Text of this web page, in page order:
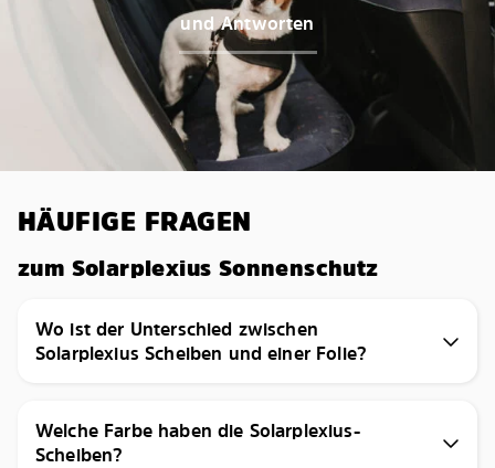
und Antworten
HÄUFIGE FRAGEN
zum Solarplexius Sonnenschutz
Wo ist der Unterschied zwischen
Solarplexius Scheiben und einer Folie?
Welche Farbe haben die Solarplexius-
Scheiben?